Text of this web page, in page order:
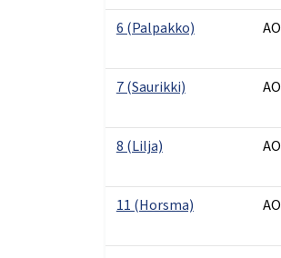
6 (Palpakko) AO
7 (Saurikki) AO
8 (Lilja) AO
11 (Horsma) AO